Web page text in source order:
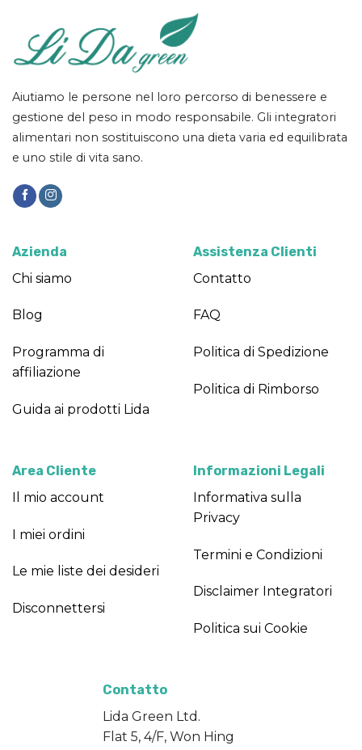
Aiutiamo le persone nel loro percorso di benessere e
gestione del peso in modo responsabile. Gli integratori
alimentari non sostituiscono una dieta varia ed equilibrata
e uno stile di vita sano.
Azienda
Chi siamo
Blog
Programma di
affiliazione
Guida ai prodotti Lida
Assistenza Clienti
Contatto
FAQ
Politica di Spedizione
Politica di Rimborso
Area Cliente
Il mio account
I miei ordini
Le mie liste dei desideri
Disconnettersi
Informazioni Legali
Informativa sulla
Privacy
Termini e Condizioni
Disclaimer Integratori
Politica sui Cookie
Contatto
Lida Green Ltd.
Flat 5, 4/F, Won Hing